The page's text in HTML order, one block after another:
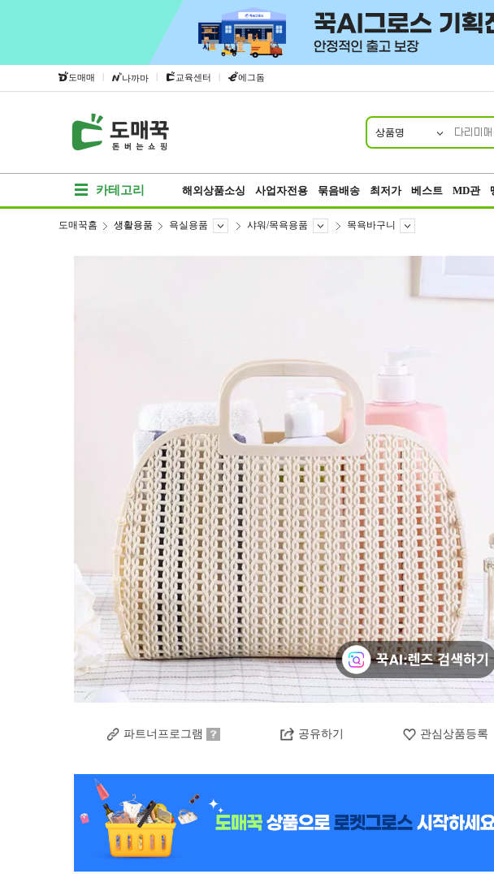
도매매 | 나까마 | 교육센터 | 에그돔
상품명
카테고리 해외상품소싱 사업자전용 묶음배송 최저가 베스트 MD관
도매꾹홈 생활용품 욕실용품 샤워/목욕용품 목욕바구니
파트너프로그램 공유하기 관심상품등록